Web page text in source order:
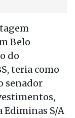
Belo
do
teria como
senador
Ediminas S/A